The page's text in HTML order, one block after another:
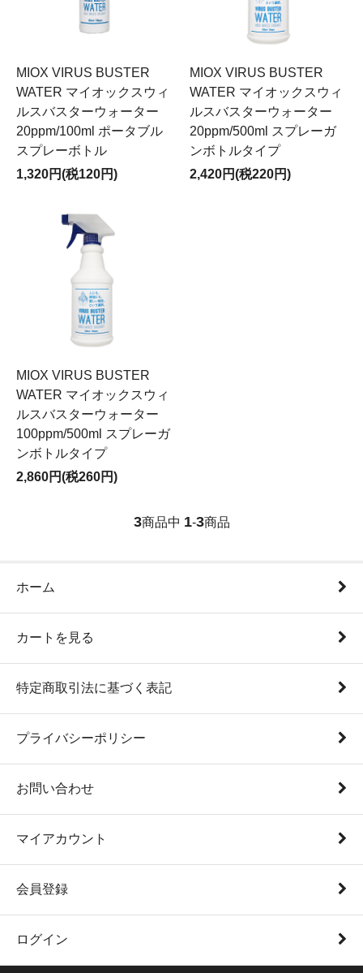
MIOX VIRUS BUSTER
WATER マイオックスウィ
ルスバスターウォーター
20ppm/100ml ポータブル
スプレーボトル
1,320円(税120円)
MIOX VIRUS BUSTER
WATER マイオックスウィ
ルスバスターウォーター
20ppm/500ml スプレーガ
ンボトルタイプ
2,420円(税220円)
MIOX VIRUS BUSTER
WATER マイオックスウィ
ルスバスターウォーター
100ppm/500ml スプレーガ
ンボトルタイプ
2,860円(税260円)
3商品中 1-3商品
ホーム
カートを見る
特定商取引法に基づく表記
プライバシーポリシー
お問い合わせ
マイアカウント
会員登録
ログイン